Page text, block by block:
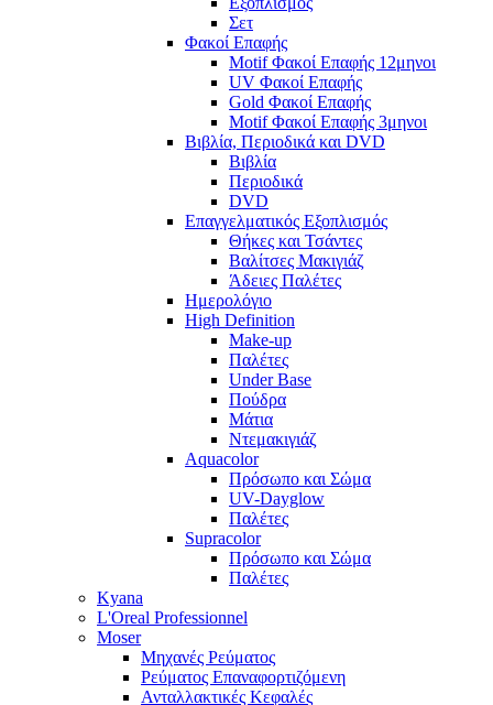
Σετ
Φακοί Επαφής
Motif Φακοί Επαφής 12μηνοι
UV Φακοί Επαφής
Gold Φακοί Επαφής
Motif Φακοί Επαφής 3μηνοι
Βιβλία, Περιοδικά και DVD
Βιβλία
Περιοδικά
DVD
Επαγγελματικός Εξοπλισμός
Θήκες και Τσάντες
Βαλίτσες Μακιγιάζ
Άδειες Παλέτες
Ημερολόγιο
High Definition
Make-up
Παλέτες
Under Base
Πούδρα
Μάτια
Ντεμακιγιάζ
Aquacolor
Πρόσωπο και Σώμα
UV-Dayglow
Παλέτες
Supracolor
Πρόσωπο και Σώμα
Παλέτες
Kyana
L'Oreal Professionnel
Moser
Μηχανές Ρεύματος
Ρεύματος Επαναφορτιζόμενη
Ανταλλακτικές Κεφαλές